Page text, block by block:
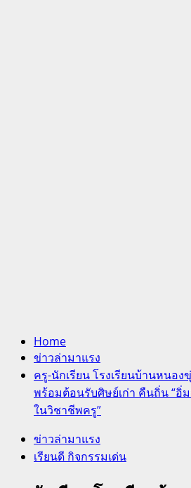
Home
ข่าวล่ามาแรง
ครู-นักเรียน โรงเรียนบ้านหนอ
พร้อมต้อนรับศิษย์เก่า คืนถิ่น “อิ่
ในวิชาชีพครู”
ข่าวล่ามาแรง
เรียนดี กิจกรรมเด่น